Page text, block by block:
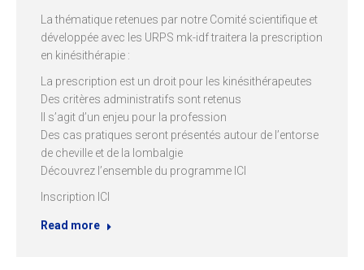
La thématique retenues par notre Comité scientifique et
développée avec les URPS mk-idf traitera la prescription
en kinésithérapie :
La prescription est un droit pour les kinésithérapeutes
Des critères administratifs sont retenus
Il s’agit d’un enjeu pour la profession
Des cas pratiques seront présentés autour de l’entorse
de cheville et de la lombalgie
Découvrez l’ensemble du programme ICI
Inscription ICI
Read more